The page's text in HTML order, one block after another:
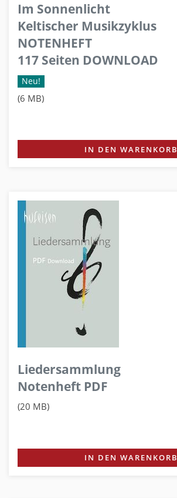
Im Sonnenlicht
Keltischer Musikzyklus
NOTENHEFT
117 Seiten DOWNLOAD
Neu!
(6 MB)
IN DEN WARENKORB
Liedersammlung
Notenheft PDF
(20 MB)
IN DEN WARENKORB